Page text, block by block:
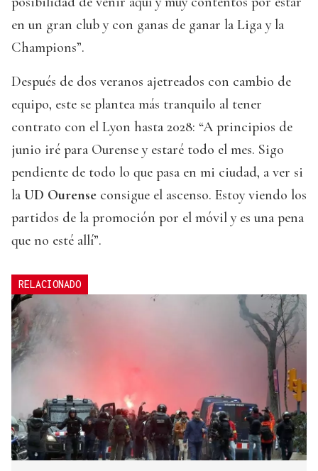
en un gran club y con ganas de ganar la Liga y la
Champions”.
Después de dos veranos ajetreados con cambio de
equipo, este se plantea más tranquilo al tener
contrato con el Lyon hasta 2028: “A principios de
junio iré para Ourense y estaré todo el mes. Sigo
pendiente de todo lo que pasa en mi ciudad, a ver si
la UD Ourense consigue el ascenso. Estoy viendo los
partidos de la promoción por el móvil y es una pena
que no esté allí”.
RELACIONADO